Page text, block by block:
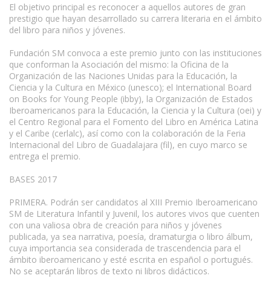
El objetivo principal es reconocer a aquellos autores de gran
prestigio que hayan desarrollado su carrera literaria en el ámbito
del libro para niños y jóvenes.
Fundación SM convoca a este premio junto con las instituciones
que conforman la Asociación del mismo: la Oficina de la
Organización de las Naciones Unidas para la Educación, la
Ciencia y la Cultura en México (unesco); el International Board
on Books for Young People (ibby), la Organización de Estados
Iberoamericanos para la Educación, la Ciencia y la Cultura (oei) y
el Centro Regional para el Fomento del Libro en América Latina
y el Caribe (cerlalc), así como con la colaboración de la Feria
Internacional del Libro de Guadalajara (fil), en cuyo marco se
entrega el premio.
BASES 2017
PRIMERA. Podrán ser candidatos al XIII Premio Iberoamericano
SM de Literatura Infantil y Juvenil, los autores vivos que cuenten
con una valiosa obra de creación para niños y jóvenes
publicada, ya sea narrativa, poesía, dramaturgia o libro álbum,
cuya importancia sea considerada de trascendencia para el
ámbito iberoamericano y esté escrita en español o portugués.
No se aceptarán libros de texto ni libros didácticos.